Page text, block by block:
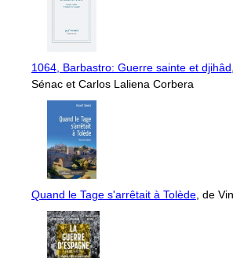
1064, Barbastro: Guerre sainte et djihâd
Sénac et Carlos Laliena Corbera
Quand le Tage s'arrêtait à Tolède, de